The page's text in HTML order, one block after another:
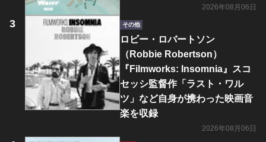
2026年08月06日
その他
ロビー・ロバートソン
（Robbie Robertson）
『Filmworks: Insomnia』スコ
セッシ監督作「ラスト・ワル
ツ」など自身が携わった映画音
楽を収録
2026年08月06日